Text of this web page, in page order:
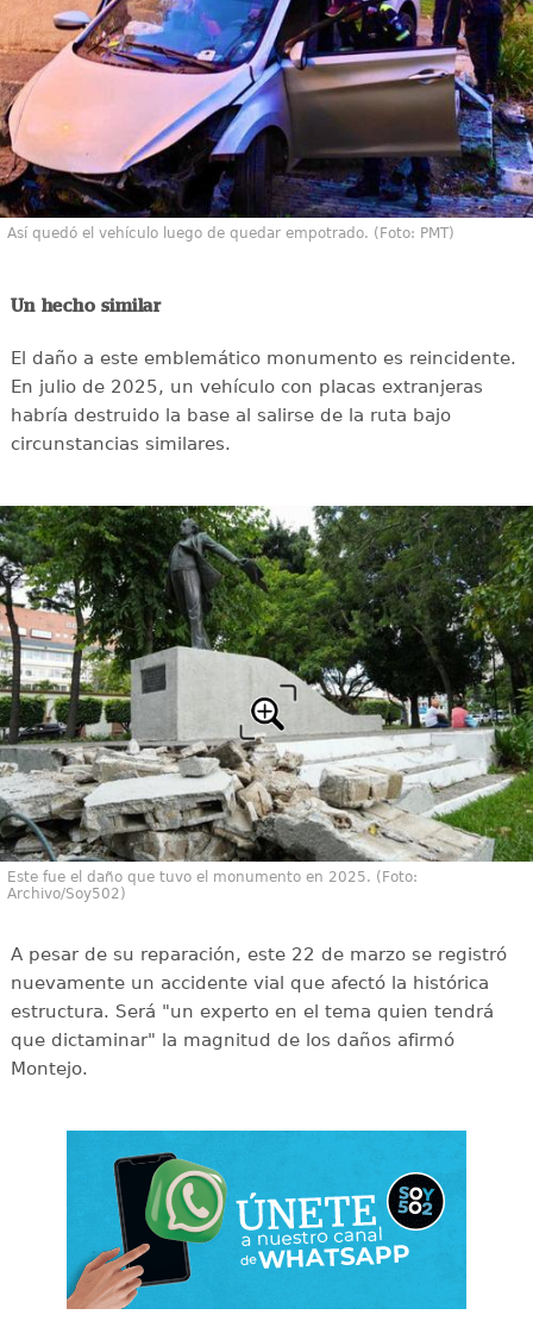
Así quedó el vehículo luego de quedar empotrado. (Foto: PMT)
Un hecho similar
El daño a este emblemático monumento es reincidente.
En julio de 2025, un vehículo con placas extranjeras
habría destruido la base al salirse de la ruta bajo
circunstancias similares.
Este fue el daño que tuvo el monumento en 2025. (Foto:
Archivo/Soy502)
A pesar de su reparación, este 22 de marzo se registró
nuevamente un accidente vial que afectó la histórica
estructura. Será "un experto en el tema quien tendrá
que dictaminar" la magnitud de los daños afirmó
Montejo.